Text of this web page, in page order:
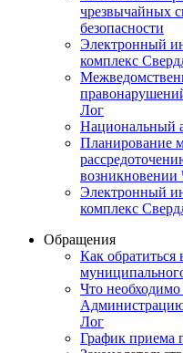
чрезвычайных
безопасности
Электронный
комплекс
Лог
Национальный
Планирование
возникновении
Электронный
комплекс
Обращения
Как
Что
Лог
График приема